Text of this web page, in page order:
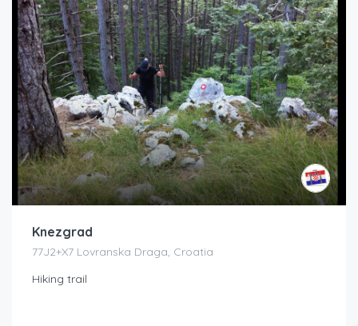
Knezgrad
77J2+X7 Lovranska Draga, Croatia
Hiking trail